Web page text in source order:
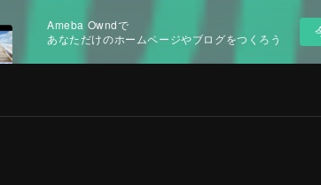
Ameba Owndで
あなただけのホームページやブログをつくろう